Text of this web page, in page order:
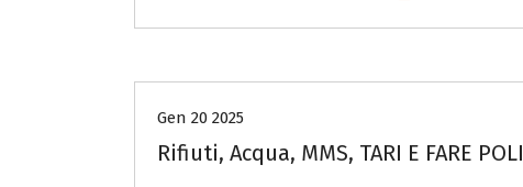
Gen 20 2025
Rifiuti, Acqua, MMS, TARI E FARE